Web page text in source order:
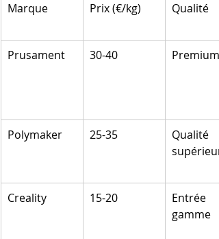
Marque Prix (€/kg) Qualité
Prusament 30-40 Premium
Polymaker 25-35
Qualité
Creality 15-20
Entrée
gamme